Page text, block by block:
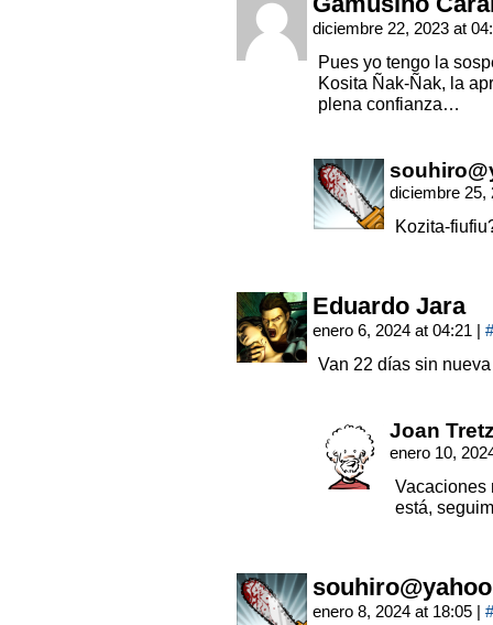
diciembre 22, 2023 at
Pues yo tengo la
Kosita Ñak-Ñak, la
plena confianza…
diciembre 25,
Kozita-
Eduardo Jara
enero 6, 2024 at 04:21 | #
Van 22 días sin
Joan
enero 10,
Vacaciones
está,
enero 8, 2024 at 18:05 | #